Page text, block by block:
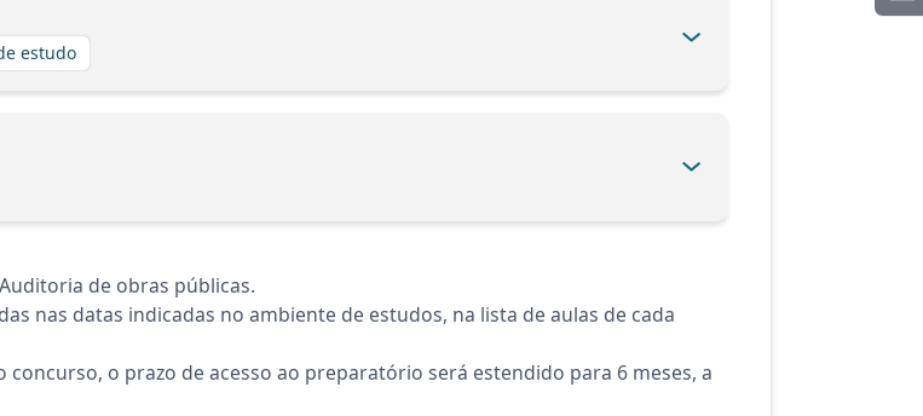
estudo
de obras públicas.
nas datas indicadas no ambiente de estudos, na lista de aulas de cada
o prazo de acesso ao preparatório será estendido para 6 meses, a